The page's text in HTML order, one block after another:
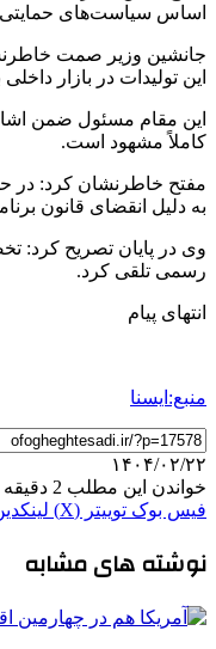
اساس سیاست‌های حمایتی
جانشین وزیر صمت
این تولیدات در بازار
این مقام مسئول ضمن
کاملاً مشهود است.
مفتح خاطرنشان کرد: در
به دلیل انقضای قانون
وی در پایان تصریح کرد:
رسمی تلقی کرد.
انتهای پیام
منبع:ایسنا
۱۴۰۴/۰۲/۲۲
خواندن این مطلب 2 دقیقه زمان میبرد
فیس بوک توییتر (X)
نوشته های مشابه